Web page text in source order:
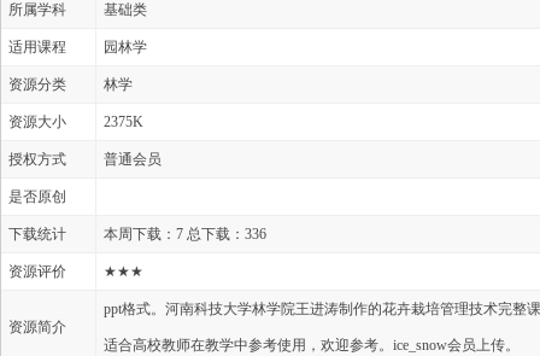
所属学科 基础类
适用课程 园林学
资源分类 林学
资源大小 2375K
授权方式 普通会员
是否原创
下载统计 本周下载：7 总下载：336
资源评价 ★★★
资源简介
ppt格式。河南科技大学林学院王进涛制作的花卉栽培管理技术完整
适合高校教师在教学中参考使用，欢迎参考。ice_snow会员上传。